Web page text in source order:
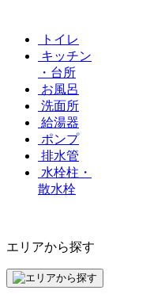
トイレ
キッチン
・台所
お風呂
洗面所
給湯器
ポンプ
排水管
水栓柱・
散水栓
エリアから探す